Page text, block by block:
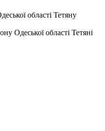
області Тетяну
Одеської області Тетяні